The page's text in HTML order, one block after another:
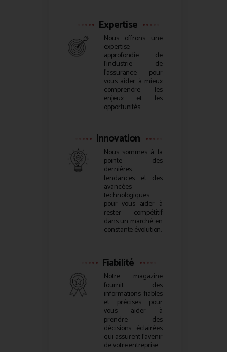
Expertise
Nous offrons une
expertise
approfondie de
l’industrie de
l’assurance pour
vous aider à mieux
comprendre les
enjeux et les
opportunités.
Innovation
Nous sommes à la
pointe des
dernières
tendances et des
avancées
technologiques
pour vous aider à
rester compétitif
dans un marché en
constante évolution.
Fiabilité
Notre magazine
fournit des
informations fiables
et précises pour
vous aider à
prendre des
décisions éclairées
qui assurent l’avenir
de votre entreprise.